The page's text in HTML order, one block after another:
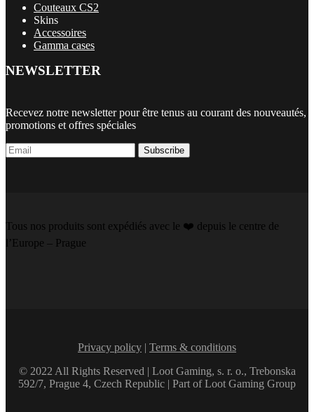
Couteaux CS2
Skins
Accessoires
Gamma cases
NEWSLETTER
Recevez notre newsletter pour être tenus au courant des nouveautés,
promotions et offres spéciales
Subscribe
Tous nos produits sont expédiés avec le ❤️️ depuis le centre de
l’Europe – Prague
Privacy policy | Terms & conditions
© 2022 All Rights Reserved | Loot Gaming, s. r. o., Trebonska
592/7, Prague 4, Czech Republic | Part of Loot Gaming Group